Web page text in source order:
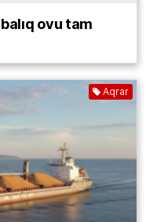
ovu tam
Aqrar